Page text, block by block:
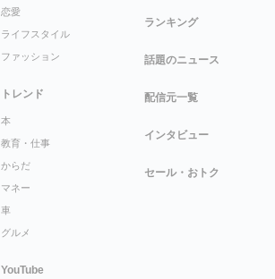
恋愛
ライフスタイル
ファッション
トレンド
本
教育・仕事
からだ
マネー
車
グルメ
YouTube
ランキング
話題のニュース
配信元一覧
インタビュー
セール・おトク